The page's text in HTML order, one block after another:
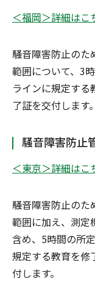
＜福岡＞詳細はこ
騒音障害防止のた
範囲について、3
ラインに規定す
了証を交付します。
騒音障害防止
＜東京＞詳細はこ
騒音障害防止のた
範囲に加え、測定
含め、5時間の所
規定する教育を修
付します。